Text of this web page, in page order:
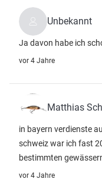
Unbekannt
Ja davon habe ich
vor 4 Jahre
Matthias
in bayern verdienste
schweiz war ich fast
bestimmten
vor 4 Jahre